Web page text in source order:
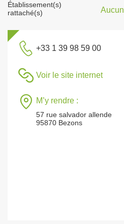
Établissement(s)
rattaché(s)
Aucun
+33 1 39 98 59 00
Voir le site internet
M’y rendre :
57 rue salvador allende
95870 Bezons